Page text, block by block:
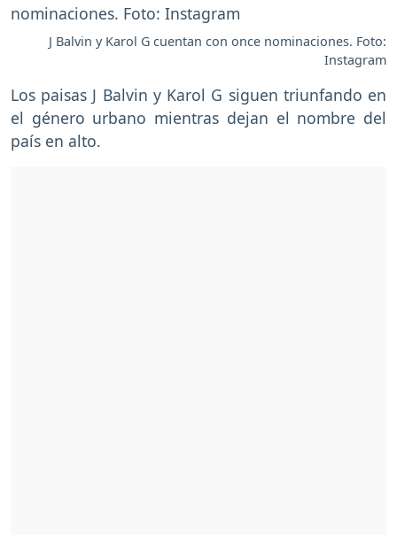
J Balvin y Karol G cuentan con once nominaciones. Foto:
Instagram
Los paisas J Balvin y Karol G siguen triunfando en
el género urbano mientras dejan el nombre del
país en alto.